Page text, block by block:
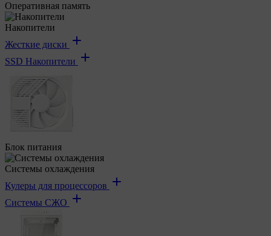
Оперативная память
Накопители
Жесткие диски
SSD Накопители
Блок питания
Системы охлаждения
Кулеры для процессоров
Системы СЖО